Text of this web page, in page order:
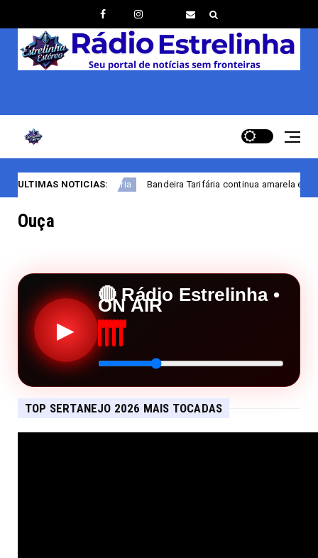
ULTIMAS NOTICIAS:
Bandeira Tarifária continua amarela em agosto com
Ouça
▶
🔴 Rádio Estrelinha •
ON AIR
TOP SERTANEJO 2026 MAIS TOCADAS